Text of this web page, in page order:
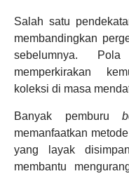
Salah satu
membandingkan
sebelumnya.
memperkirakan
koleksi di masa
Banyak pemburu
memanfaatkan
yang layak
membantu